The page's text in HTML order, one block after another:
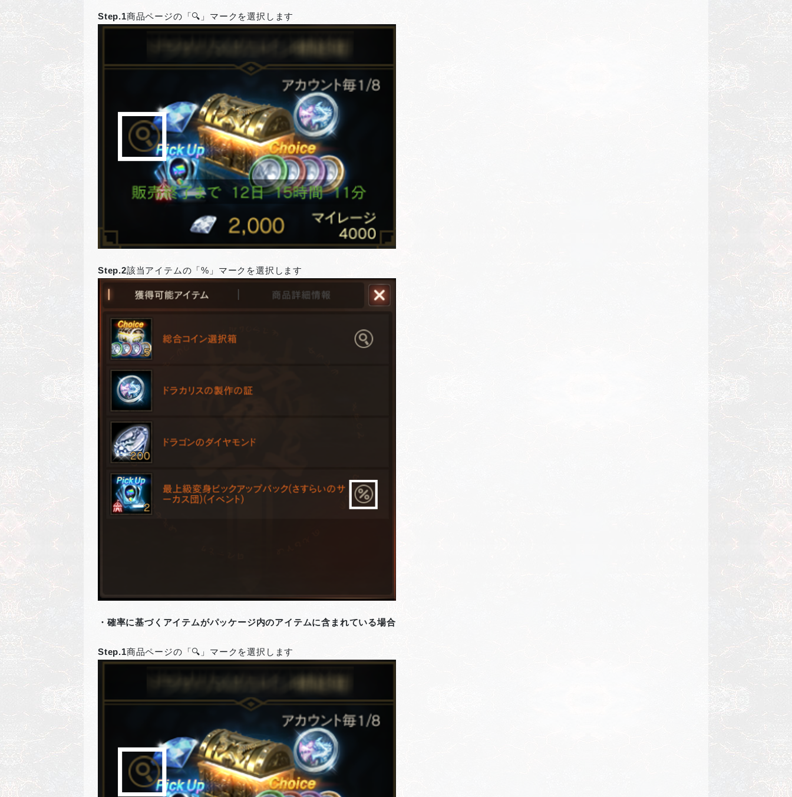
Step.1商品ページの「🔍」マークを選択します
Step.2該当アイテムの「%」マークを選択します
・確率に基づくアイテムがパッケージ内のアイテムに含まれている場合
Step.1商品ページの「🔍」マークを選択します